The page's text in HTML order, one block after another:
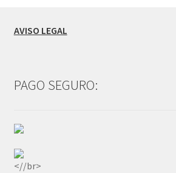
AVISO LEGAL
PAGO SEGURO:
<//br>